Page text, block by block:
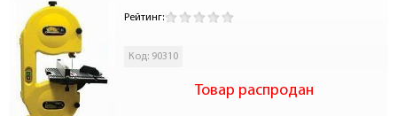
Рейтинг:
Код: 90310
Товар распродан